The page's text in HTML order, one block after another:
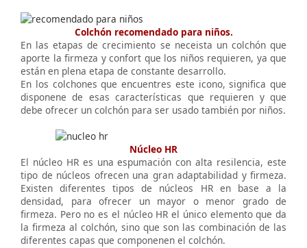
Colchón recomendado para niños.
En las etapas de crecimiento se neceista un colchón que
aporte la firmeza y confort que los niños requieren, ya que
están en plena etapa de constante desarrollo.
En los colchones que encuentres este icono, significa que
disponene de esas características que requieren y que
debe ofrecer un colchón para ser usado también por niños.
Núcleo HR
El núcleo HR es una espumación con alta resilencia, este
tipo de núcleos ofrecen una gran adaptabilidad y firmeza.
Existen diferentes tipos de núcleos HR en base a la
densidad, para ofrecer un mayor o menor grado de
firmeza. Pero no es el núcleo HR el único elemento que da
la firmeza al colchón, sino que son las combinación de las
diferentes capas que componenen el colchón.